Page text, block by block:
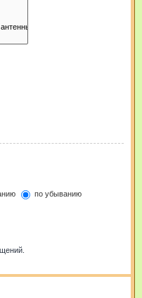
по убыванию